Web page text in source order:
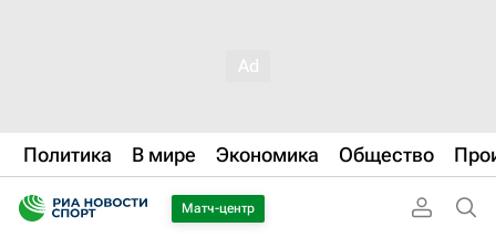
Политика В мире Экономика Общество
Матч-центр